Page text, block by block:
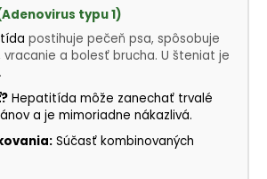
typu 1)
postihuje pečeň psa, spôsobuje
vracanie a bolesť brucha. U šteniat je
Hepatitída môže zanechať trvalé
a je mimoriadne nákazlivá.
Súčasť kombinovaných